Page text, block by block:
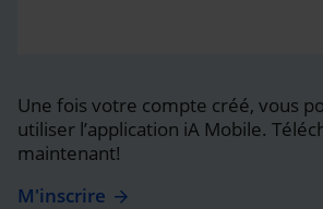
Une fois votre compte créé, vous
utiliser l’application iA Mobile.
maintenant!
M'inscrire